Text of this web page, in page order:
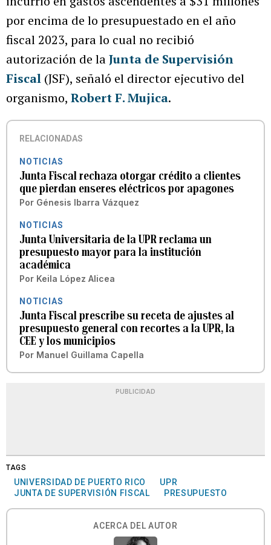
por encima de lo presupuestado en el año
fiscal 2023, para lo cual no recibió
autorización de laJunta de Supervisión
Fiscal (JSF), señaló el director ejecutivo del
organismo, Robert F. Mujica.
RELACIONADAS
NOTICIAS
Junta Fiscal rechaza otorgar crédito a clientes
que pierdan enseres eléctricos por apagones
Por Génesis Ibarra Vázquez
NOTICIAS
Junta Universitaria de la UPR reclama un
presupuesto mayor para la institución
académica
Por Keila López Alicea
NOTICIAS
Junta Fiscal prescribe su receta de ajustes al
presupuesto general con recortes a la UPR, la
CEE y los municipios
Por Manuel Guillama Capella
PUBLICIDAD
TAGS
UNIVERSIDAD DE PUERTO RICO
UPR
JUNTA DE SUPERVISIÓN FISCAL
PRESUPUESTO
ACERCA DEL AUTOR